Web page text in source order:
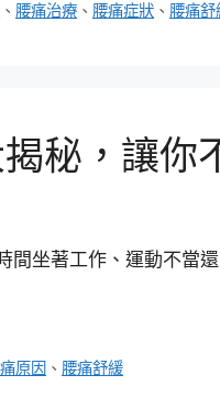
、 腰痛治療 、 腰痛症狀 、 腰痛舒
秘，讓你
間坐著工作、運動不當
原因 、 腰痛舒緩